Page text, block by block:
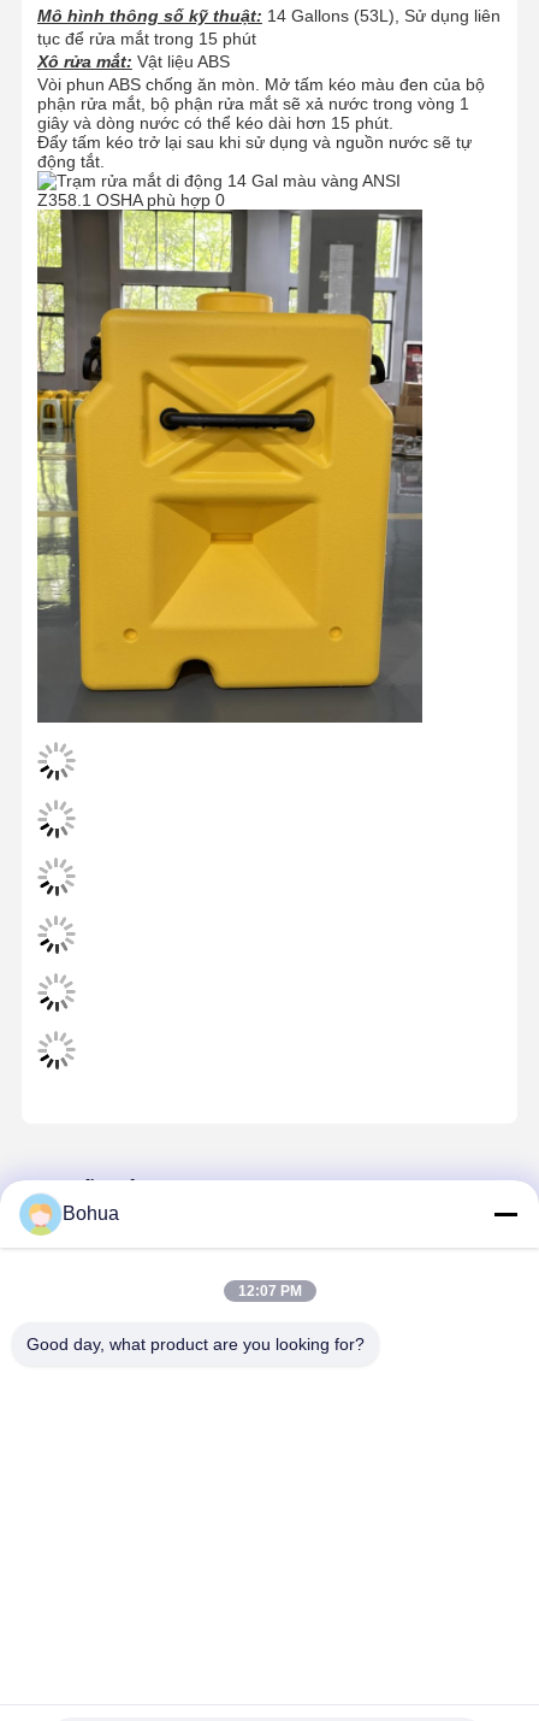
CHÚNG TÔI
Mô hình thông số kỹ thuật: 14 Gallons (53L), Sử dụng liên
tục để rửa mắt trong 15 phút
Xô rửa mắt: Vật liệu ABS
Vòi phun ABS chống ăn mòn. Mở tấm kéo màu đen của bộ
phận rửa mắt, bộ phận rửa mắt sẽ xả nước trong vòng 1
giây và dòng nước có thể kéo dài hơn 15 phút.
Đẩy tấm kéo trở lại sau khi sử dụng và nguồn nước sẽ tự
động tắt.
Bohua
12:07 PM
Good day, what product are you looking for?